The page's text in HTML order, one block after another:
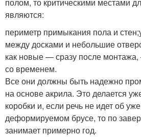
полом, то критическими местами
являются:
периметр примыкания пола и
между досками и небольшие
как новые — сразу после
со временем.
Все они должны быть надежно
на основе акрила. Это делается
коробки и, если речь не идет об
деформируемом брусе, то по
занимает примерно год.